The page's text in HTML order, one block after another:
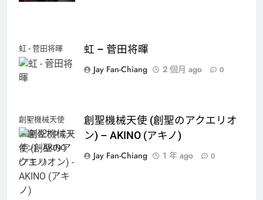
虹 - 菅田将暉
虹 – 菅田将暉
Jay Fan-Chiang
2 個月 ago 0
創聖機械天使
(創聖のアクエリ
オン) - AKINO
(アキノ)
創聖機械天使 (創聖のアクエリオ
ン) – AKINO (アキノ)
Jay Fan-Chiang
1 年 ago 0